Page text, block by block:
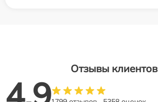
Отзывы клиентов